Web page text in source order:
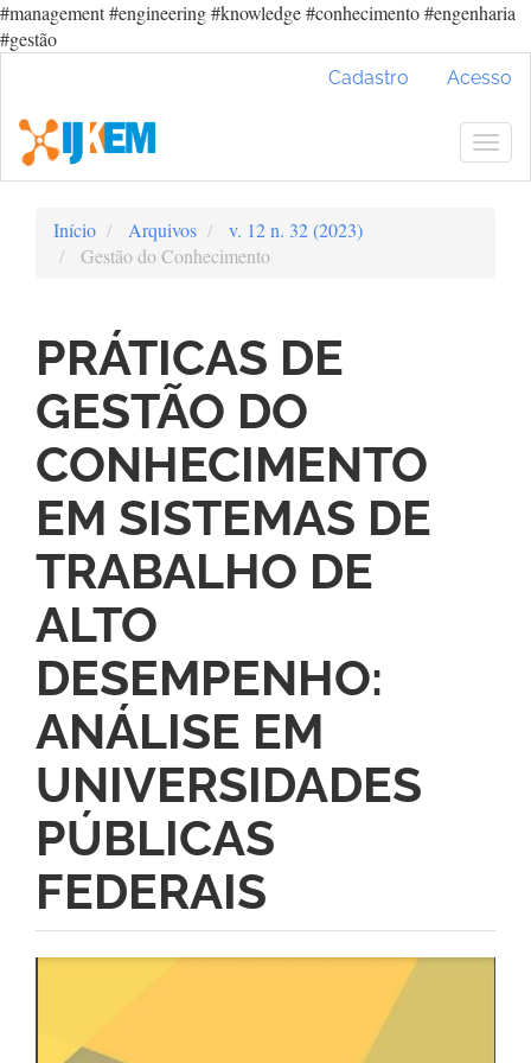
#management #engineering #knowledge #conhecimento #engenharia
#gestão
Conteúdo
principal
Barra
Cadastro Acesso
Início Arquivos
v. 12 n. 32 (2023)
Gestão do Conhecimento
PRÁTICAS DE
GESTÃO DO
CONHECIMENTO
EM SISTEMAS DE
TRABALHO DE
ALTO
DESEMPENHO:
ANÁLISE EM
UNIVERSIDADES
PÚBLICAS
FEDERAIS